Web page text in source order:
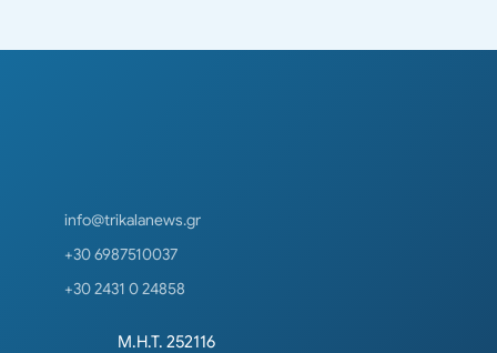
info@trikalanews.gr
+30 6987510037
+30 2431 0 24858
Μ.Η.Τ. 252116